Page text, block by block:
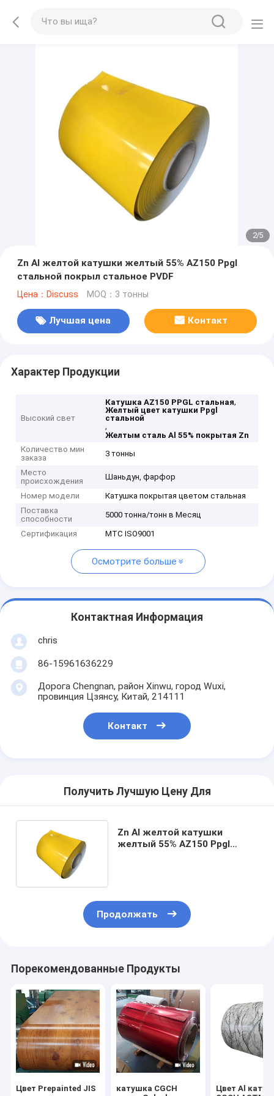
2/5
Zn Al желтой катушки желтый 55% AZ150 Ppgl
стальной покрыл стальное PVDF
Цена：Discuss MOQ：3 тонны
Лучшая цена Контакт
Характер Продукции
Высокий свет
Катушка AZ150 PPGL стальная,
Желтый цвет катушки Ppgl
стальной
,
Желтым сталь Al 55% покрытая Zn
Количество мин
заказа
3 тонны
Место
происхождения
Шаньдун, фарфор
Номер модели
Катушка покрытая цветом стальная
Поставка
способности
5000 тонна/тонн в Месяц
Сертификация MTC ISO9001
Осмотрите больше
Контактная Информация
chris
86-15961636229
Дорога Chengnan, район Xinwu, город Wuxi,
провинция Цзянсу, Китай, 214111
Контакт
Получить Лучшую Цену Для
Zn Al желтой катушки
желтый 55% AZ150 Ppgl
Продолжать
Порекомендованные Продукты
Цвет Prepainted JIS
катушка CGCH
Цвет Al